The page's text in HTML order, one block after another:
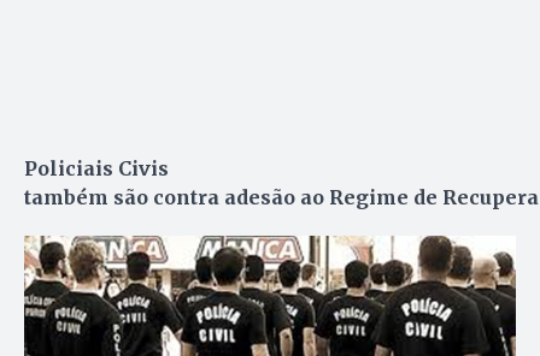
Policiais Civis
também são contra adesão ao Regime de